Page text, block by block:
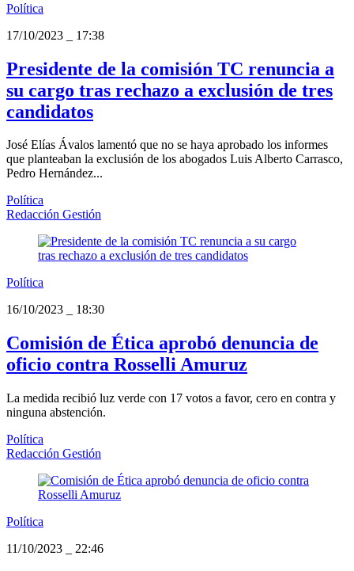
Política
17/10/2023
17:38
Presidente de la comisión TC renuncia a
su cargo tras rechazo a exclusión de tres
candidatos
José Elías Ávalos lamentó que no se haya aprobado los informes
que planteaban la exclusión de los abogados Luis Alberto Carrasco,
Pedro Hernández...
Política
Redacción Gestión
Política
16/10/2023
18:30
Comisión de Ética aprobó denuncia de
oficio contra Rosselli Amuruz
La medida recibió luz verde con 17 votos a favor, cero en contra y
ninguna abstención.
Política
Redacción Gestión
Política
11/10/2023
22:46